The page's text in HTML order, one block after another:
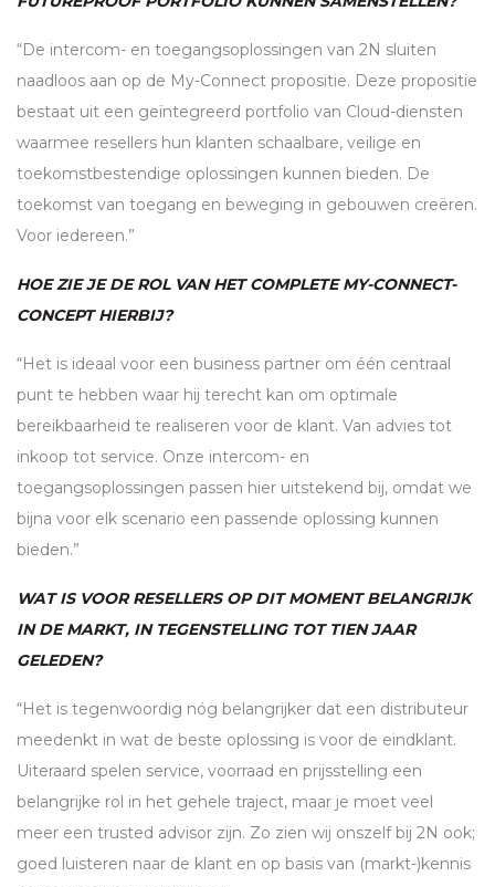
“De intercom- en toegangsoplossingen van 2N sluiten
naadloos aan op de My-Connect propositie. Deze propositie
bestaat uit een geïntegreerd portfolio van Cloud-diensten
waarmee resellers hun klanten schaalbare, veilige en
toekomstbestendige oplossingen kunnen bieden. De
toekomst van toegang en beweging in gebouwen creëren.
Voor iedereen.”
HOE ZIE JE DE ROL VAN HET COMPLETE MY-CONNECT-
CONCEPT HIERBIJ?
“Het is ideaal voor een business partner om één centraal
punt te hebben waar hij terecht kan om optimale
bereikbaarheid te realiseren voor de klant. Van advies tot
inkoop tot service. Onze intercom- en
toegangsoplossingen passen hier uitstekend bij, omdat we
bijna voor elk scenario een passende oplossing kunnen
bieden.”
WAT IS VOOR RESELLERS OP DIT MOMENT BELANGRIJK
IN DE MARKT, IN TEGENSTELLING TOT TIEN JAAR
GELEDEN?
“Het is tegenwoordig nóg belangrijker dat een distributeur
meedenkt in wat de beste oplossing is voor de eindklant.
Uiteraard spelen service, voorraad en prijsstelling een
belangrijke rol in het gehele traject, maar je moet veel
meer een trusted advisor zijn. Zo zien wij onszelf bij 2N ook;
goed luisteren naar de klant en op basis van (markt-)kennis